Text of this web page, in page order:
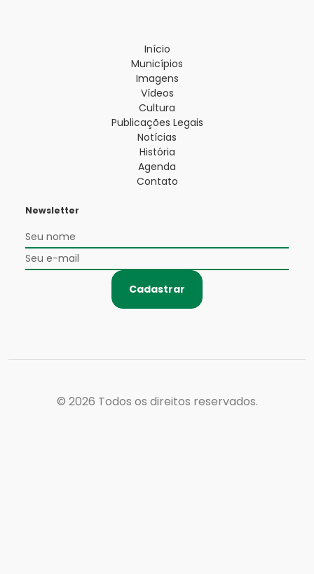
Início
Municípios
Imagens
Vídeos
Cultura
Publicações Legais
Notícias
História
Agenda
Contato
Newsletter
Cadastrar
© 2026 Todos os direitos reservados.